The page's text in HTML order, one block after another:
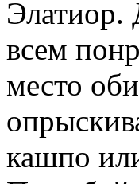
Элатиор.
всем
место
кашпо